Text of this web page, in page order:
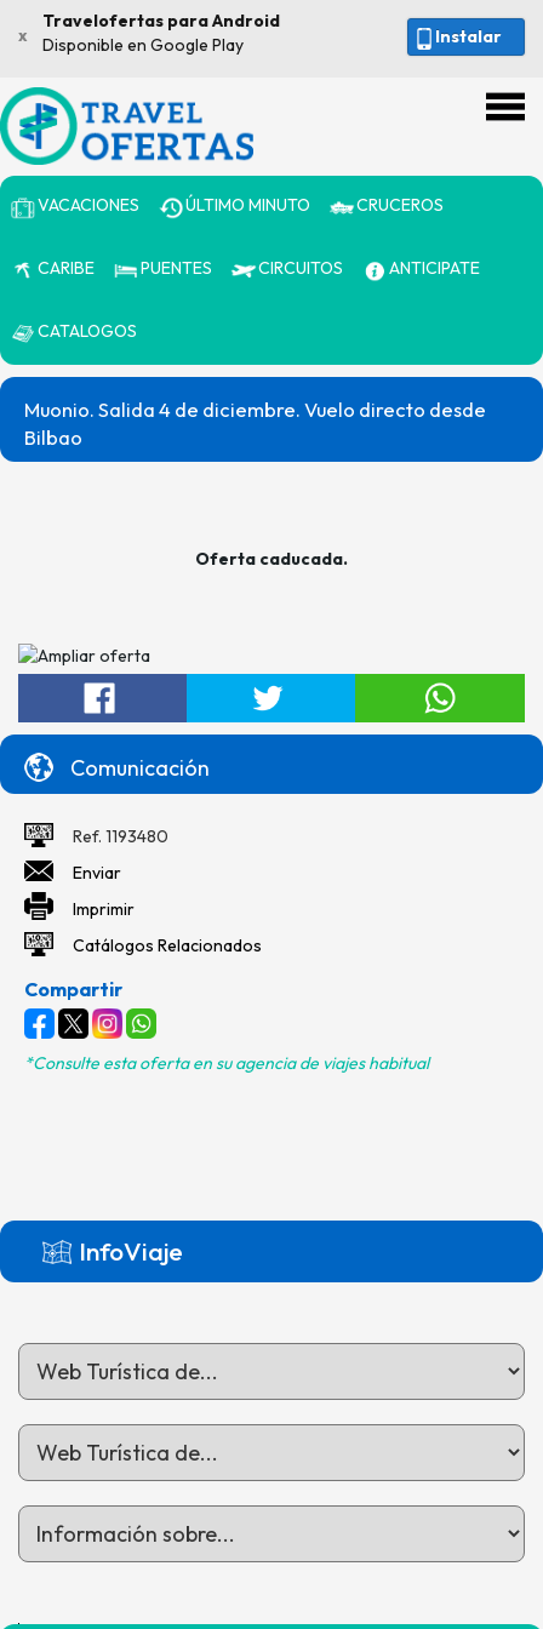
Instalar
x
Travelofertas para Android
Disponible en Google Play
VACACIONES ÚLTIMO MINUTO CRUCEROS
CARIBE PUENTES CIRCUITOS ANTICIPATE
CATALOGOS
Muonio. Salida 4 de diciembre. Vuelo directo desde
Bilbao
Oferta caducada.
Comunicación
Ref. 1193480
Enviar
Imprimir
Catálogos Relacionados
Compartir
*Consulte esta oferta en su agencia de viajes habitual
InfoViaje